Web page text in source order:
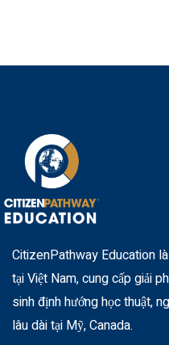
CitizenPathway Education
tại Việt Nam, cung cấp giải
sinh định hướng học thuật,
lâu dài tại Mỹ, Canada.